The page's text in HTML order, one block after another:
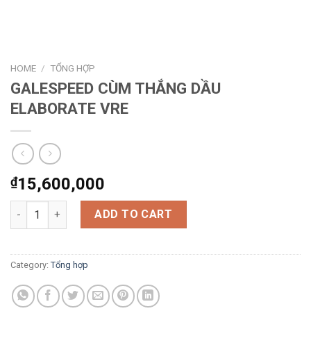
HOME / TỔNG HỢP
GALESPEED CÙM THẮNG DẦU
ELABORATE VRE
₫15,600,000
GALESPEED CÙM THẮNG DẦU ELABORATE VRE quantity
ADD TO CART
Category: Tổng hợp